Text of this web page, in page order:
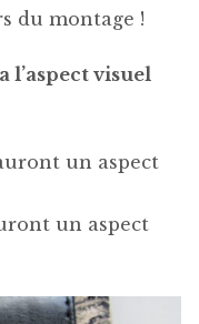
du montage !
l’aspect visuel
un aspect
un aspect